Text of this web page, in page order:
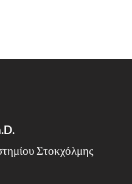
Στοκχόλμης